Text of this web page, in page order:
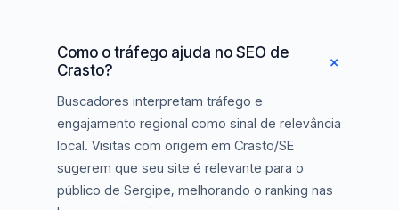
Como o tráfego ajuda no SEO de
Crasto?
Buscadores interpretam tráfego e
engajamento regional como sinal de relevância
local. Visitas com origem em Crasto/SE
sugerem que seu site é relevante para o
público de Sergipe, melhorando o ranking nas